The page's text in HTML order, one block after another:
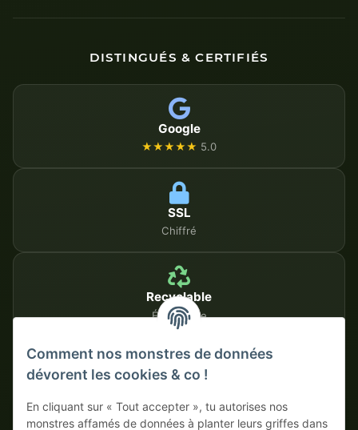
DISTINGUÉS & CERTIFIÉS
Google
★★★★★ 5.0
SSL
Chiffré
Recyclable
Écologique
MÉTHODES DE PAIEMENT SÉCURISÉES
Sur facture Paiement anticipé avec escompte
Comment nos monstres de données
dévorent les cookies & co !
En cliquant sur « Tout accepter », tu autorises nos
monstres affamés de données à planter leurs griffes dans